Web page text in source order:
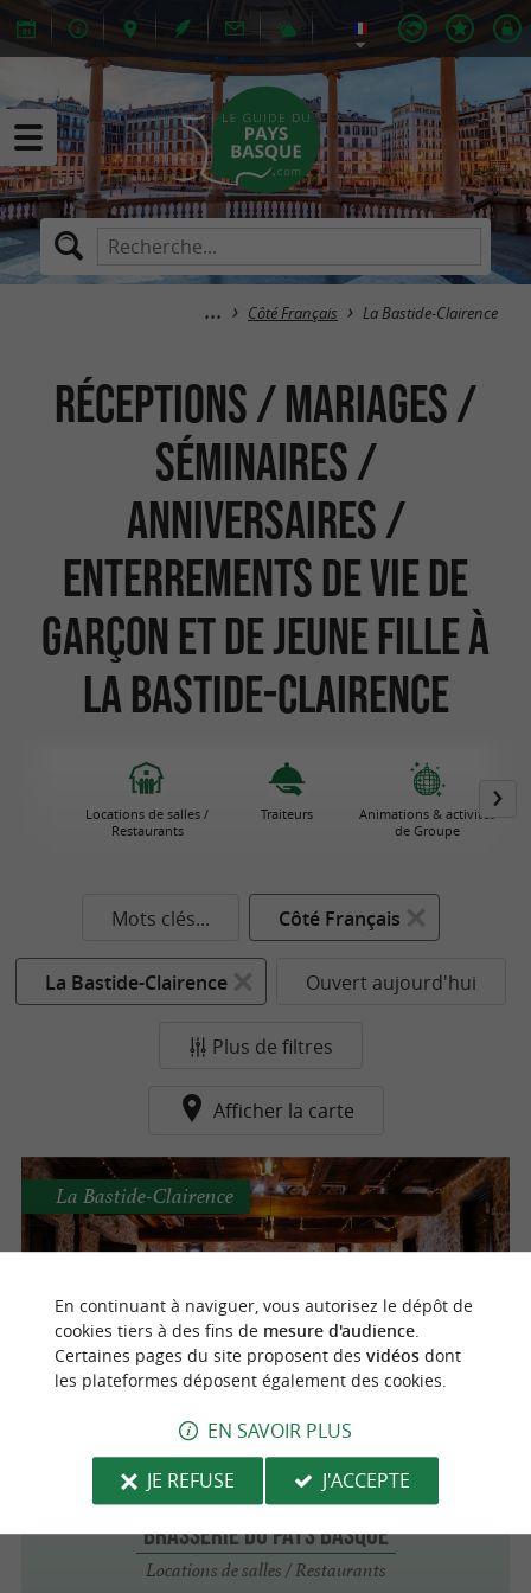
Côté Français La Bastide-Clairence
Réceptions / Mariages /
Séminaires /
Anniversaires /
Enterrements de vie de
garçon et de jeune fille à
La Bastide-Clairence
Locations de salles /
Restaurants
Traiteurs
Animations & activités
de Groupe
Mots clés... Côté Français
La Bastide-Clairence Ouvert aujourd'hui
Plus de filtres
Afficher la carte
Un lieu plein de charme pour vos
évènements au coeur du Pays Basque
La Bastide-Clairence
Brasserie du Pays Basque
Locations de salles / Restaurants
3.9 km
En continuant à naviguer, vous autorisez le dépôt de
cookies tiers à des fins de mesure d'audience.
Certaines pages du site proposent des vidéosdont
les plateformes déposent également des cookies.
EN SAVOIR PLUS
JE REFUSE
J'ACCEPTE